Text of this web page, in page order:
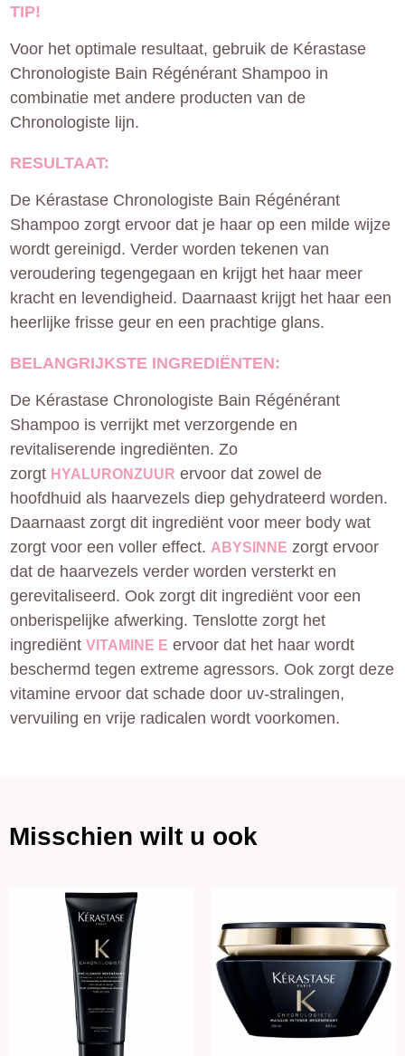
TIP!
Voor het optimale resultaat, gebruik de Kérastase
Chronologiste Bain Régénérant Shampoo in
combinatie met andere producten van de
Chronologiste lijn.
RESULTAAT:
De Kérastase Chronologiste Bain Régénérant
Shampoo zorgt ervoor dat je haar op een milde wijze
wordt gereinigd. Verder worden tekenen van
veroudering tegengegaan en krijgt het haar meer
kracht en levendigheid. Daarnaast krijgt het haar een
heerlijke frisse geur en een prachtige glans.
BELANGRIJKSTE INGREDIËNTEN:
De Kérastase Chronologiste Bain Régénérant
Shampoo is verrijkt met verzorgende en
revitaliserende ingrediënten. Zo
zorgt HYALURONZUUR ervoor dat zowel de
hoofdhuid als haarvezels diep gehydrateerd worden.
Daarnaast zorgt dit ingrediënt voor meer body wat
zorgt voor een voller effect. ABYSINNE zorgt ervoor
dat de haarvezels verder worden versterkt en
gerevitaliseerd. Ook zorgt dit ingrediënt voor een
onberispelijke afwerking. Tenslotte zorgt het
ingrediëntVITAMINE E ervoor dat het haar wordt
beschermd tegen extreme agressors. Ook zorgt deze
vitamine ervoor dat schade door uv-stralingen,
vervuiling en vrije radicalen wordt voorkomen.
Misschien wilt u ook